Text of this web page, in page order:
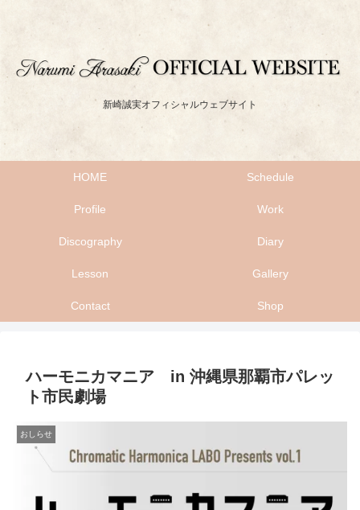
新崎誠実オフィシャルウェブサイト
HOME Schedule
Profile Work
Discography Diary
Lesson Gallery
Contact Shop
ハーモニカマニア in 沖縄県那覇市パレッ
ト市民劇場
おしらせ